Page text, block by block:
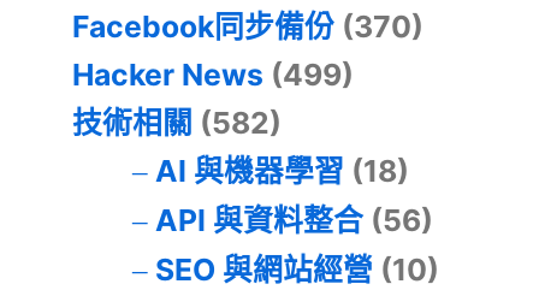
Facebook同步備份 (370)
Hacker News (499)
技術相關 (582)
AI 與機器學習 (18)
API 與資料整合(56)
SEO 與網站經營 (10)